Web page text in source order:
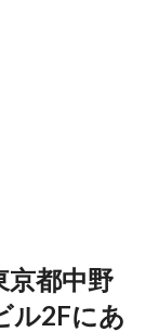
京都中野
ル2Fにあ